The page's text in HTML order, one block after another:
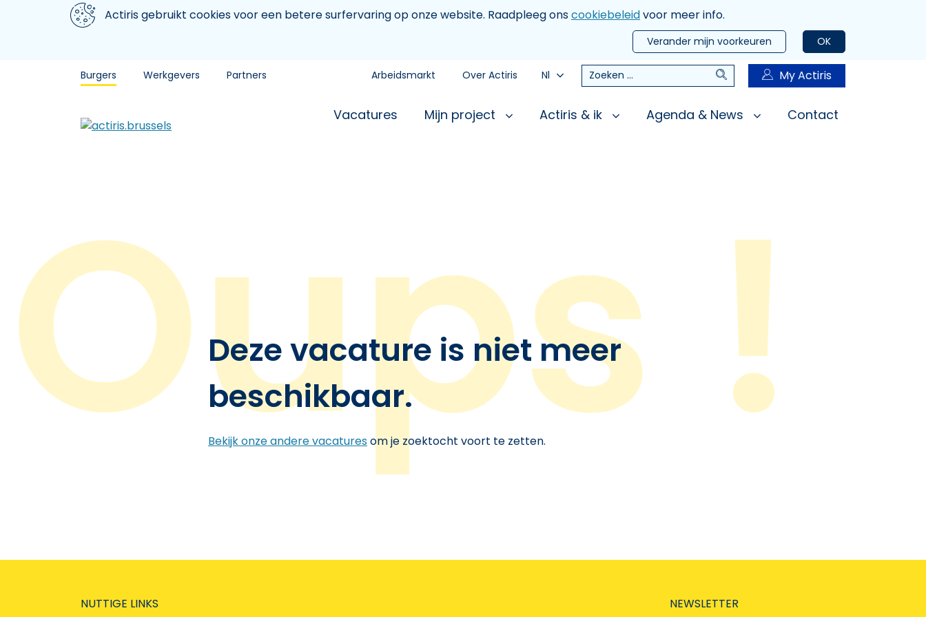
Aller au contenu principal
We gebruiken cookiesActiris gebruikt cookies voor een betere surfervaring op onze website. Raadpleeg onscookiebeleidvoor meer info.
OK
Verander mijn voorkeuren
Burgers Werkgevers Partners Arbeidsmarkt Over Actiris Nl Zoeken Zoeken My Actiris
Vacatures Mijn project Actiris & ik Agenda & News Contact
Deze vacature is niet meer
beschikbaar.
Bekijk onze andere vacaturesom je zoektocht voort te zetten.
NUTTIGE LINKS NEWSLETTER